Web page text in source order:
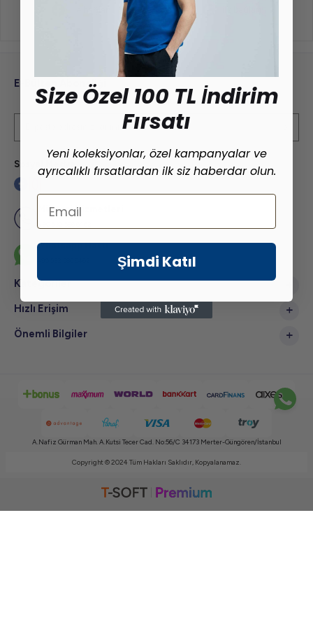
E-Bülten Aboneliği
Kampanya ve yeniliklerden haberdar olmak için e-bültenimize abone olun!
Sosyal Medya
Müşteri Hizmetleri
Whatsapp Hattı
Kategoriler
Hızlı Erişim
Önemli Bilgiler
A.Nafiz Gürman Mah. A.Kutsi Tecer Cad. No:56/C 34173 Merter-Güngören/İstanbul
Copyright © 2024 Tüm Hakları Saklıdır, Kopyalanamaz.
Size Özel 100 TL İndirim
Fırsatı
Yeni koleksiyonlar, özel kampanyalar ve
ayrıcalıklı fırsatlardan ilk siz haberdar olun.
Email
Şimdi Katıl